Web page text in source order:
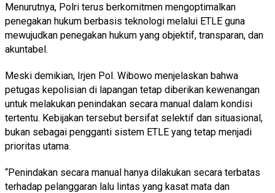
Menurutnya, Polri terus berkomitmen mengoptimalkan
penegakan hukum berbasis teknologi melalui ETLE guna
mewujudkan penegakan hukum yang objektif, transparan, dan
akuntabel.
Meski demikian, Irjen Pol. Wibowo menjelaskan bahwa
petugas kepolisian di lapangan tetap diberikan kewenangan
untuk melakukan penindakan secara manual dalam kondisi
tertentu. Kebijakan tersebut bersifat selektif dan situasional,
bukan sebagai pengganti sistem ETLE yang tetap menjadi
prioritas utama.
“Penindakan secara manual hanya dilakukan secara terbatas
terhadap pelanggaran lalu lintas yang kasat mata dan